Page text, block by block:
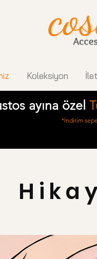
Koleksiyon
ayına özel
*İndirim